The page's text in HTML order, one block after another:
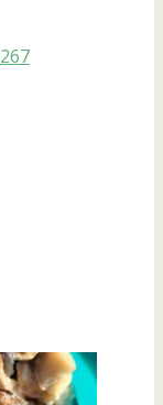
267